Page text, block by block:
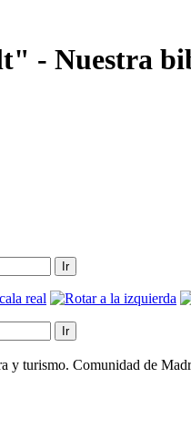
- Nuestra